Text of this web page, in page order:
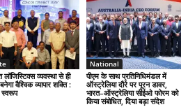
व्यवस्था से ही
वैश्विक व्यापार शक्ति :
National
पीएम के साथ प्रतिनिधिमंडल में
ऑस्ट्रेलिया दौरे पर पूरन डावर,
भारत–ऑस्ट्रेलिया सीईओ फोरम को
किया संबोधित, दिया बड़ा संदेश